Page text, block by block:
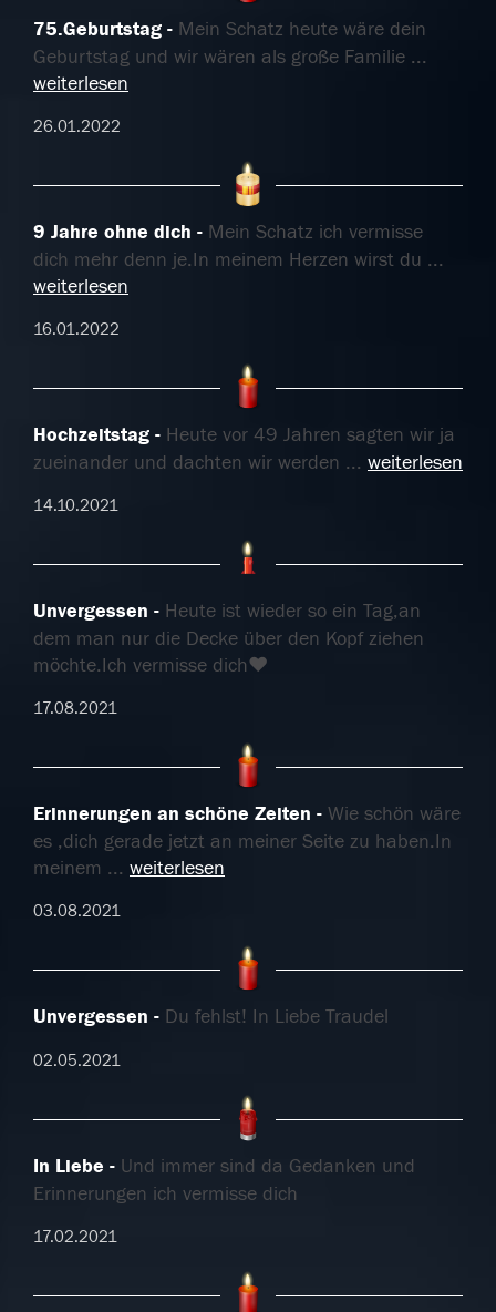
75.Geburtstag
Mein Schatz heute wäre dein
Geburtstag und wir wären als große Familie ...
weiterlesen
26.01.2022
9 Jahre ohne dich
Mein Schatz ich vermisse
dich mehr denn je.In meinem Herzen wirst du ...
weiterlesen
16.01.2022
Hochzeitstag
Heute vor 49 Jahren sagten wir ja
zueinander und dachten wir werden ... weiterlesen
14.10.2021
Unvergessen
Heute ist wieder so ein Tag,an
dem man nur die Decke über den Kopf ziehen
möchte.Ich vermisse dich❤️
17.08.2021
Erinnerungen an schöne Zeiten
Wie schön wäre
es ,dich gerade jetzt an meiner Seite zu haben.In
meinem ... weiterlesen
03.08.2021
Unvergessen Du fehlst! In Liebe Traudel
02.05.2021
In Liebe
Und immer sind da Gedanken und
Erinnerungen ich vermisse dich
17.02.2021